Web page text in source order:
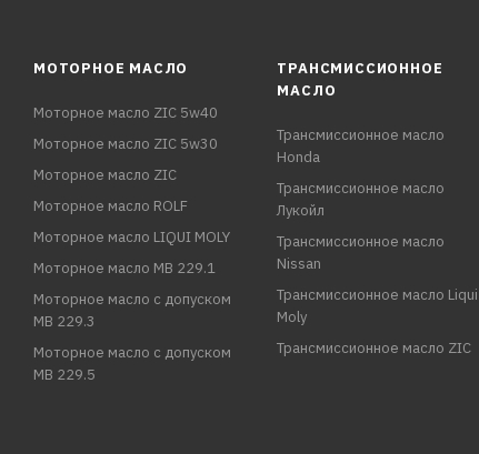
МОТОРНОЕ МАСЛО
Моторное масло ZIC 5w40
Моторное масло ZIC 5w30
Моторное масло ZIC
Моторное масло ROLF
Моторное масло LIQUI MOLY
Моторное масло MB 229.1
Моторное масло с допуском
MB 229.3
Моторное масло с допуском
MB 229.5
ТРАНСМИССИОННОЕ
МАСЛО
Трансмиссионное масло
Honda
Трансмиссионное масло
Лукойл
Трансмиссионное масло
Nissan
Трансмиссионное масло Liqui
Moly
Трансмиссионное масло ZIC